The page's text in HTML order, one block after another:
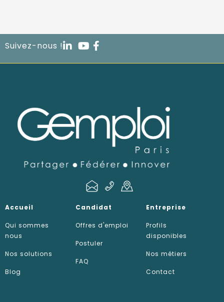
Suivez-nous !
Accueil
Qui sommes
nous
Nos solutions
Blog
Candidat
Offres d'emploi
Postuler
FAQ
Entreprise
Profils
disponibles
Nos métiers
Contact